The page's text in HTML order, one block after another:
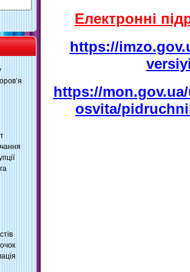
Електронні
https://
https://
osvita/